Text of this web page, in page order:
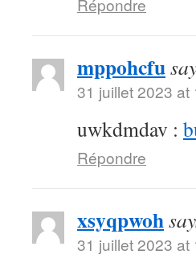
Répondre
mppohcfu
31 juillet 2023 at
uwkdmdav :
Répondre
xsyqpwoh
31 juillet 2023 at